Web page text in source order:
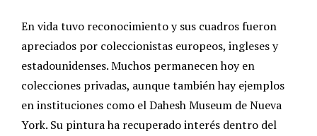
En vida tuvo reconocimiento y sus cuadros fueron
apreciados por coleccionistas europeos, ingleses y
estadounidenses. Muchos permanecen hoy en
colecciones privadas, aunque también hay ejemplos
en instituciones como el Dahesh Museum de Nueva
York. Su pintura ha recuperado interés dentro del